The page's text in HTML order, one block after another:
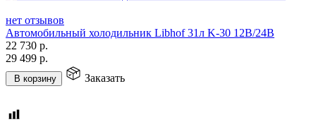
нет отзывов
Автомобильный холодильник Libhof 31л K-30 12В/24В
22 730 р.
29 499 р.
В корзину Заказать